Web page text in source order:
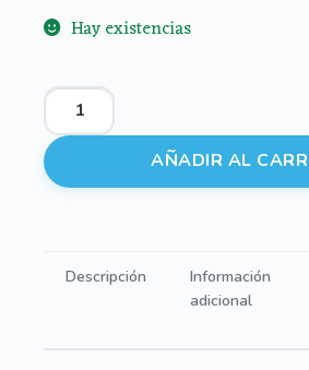
Hay existencias
Saco
Grupo
Cero
napoles
ancho
AÑADIR AL
Descripción
Información
adicional